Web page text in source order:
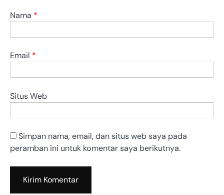
Nama *
Email *
Situs Web
Simpan nama, email, dan situs web saya pada
peramban ini untuk komentar saya berikutnya.